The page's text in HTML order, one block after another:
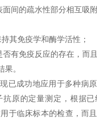
间的疏水性部分相互吸
其免疫学和酶学活性；
有免疫反应的存在，而
。
已成功地应用于多种病
原的定量测定，根据
于临床标本的检查，而